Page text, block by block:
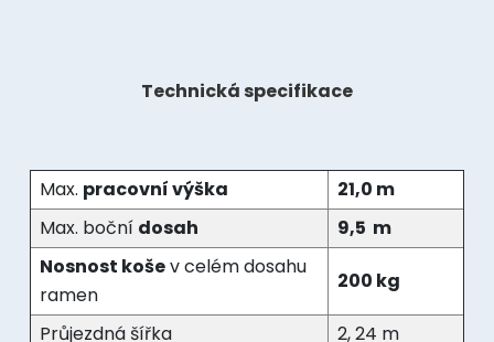
Technická specifikace
Max. pracovní výška
21,0 m
Max. boční dosah
9,5 m
Nosnost košev celém dosahu
ramen
200 kg
Průjezdná šířka
2, 24 m